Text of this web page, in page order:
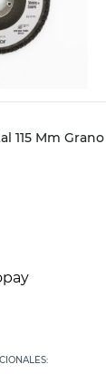
115 Mm Grano